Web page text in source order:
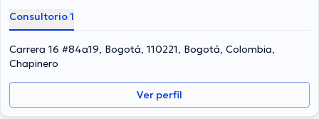
Consultorio 1
Carrera 16 #84a19, Bogotá, 110221, Bogotá, Colombia,
Chapinero
Ver perfil